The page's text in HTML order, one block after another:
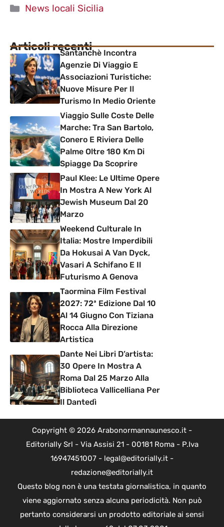
Categorie
News locali Sicilia
Articoli recentiSantanchè Incontra
Agenzie Di Viaggio E
Associazioni Turistiche:
Nuove Misure Per Il
Turismo In Medio Oriente
Viaggio Sulle Coste Delle
Marche: Tra San Bartolo,
Conero E Riviera Delle
Palme Oltre 180 Km Di
Spiagge Da Scoprire
Paul Klee: Le Ultime Opere
In Mostra A New York Al
Jewish Museum Dal 20
Marzo
Weekend Culturale In
Italia: Mostre Imperdibili
Da Hokusai A Van Dyck,
Vasari A Schifano E Il
Futurismo A Genova
Taormina Film Festival
2027: 72ª Edizione Dal 10
Al 14 Giugno Con Tiziana
Rocca Alla Direzione
Artistica
Dante Nei Libri D’artista:
30 Opere In Mostra A
Roma Dal 25 Marzo Alla
Biblioteca Vallicelliana Per
Il Dantedì
Copyright © 2026 Arabonormannaunesco.it -
Editorially Srl - Via Assisi 21 - 00181 Roma - P.Iva
16947451007 - legal@editorially.it -
redazione@editorially.it
Questo blog non è una testata giornalistica, in quanto
viene aggiornato senza alcuna periodicità. Non può
pertanto considerarsi un prodotto editoriale ai sensi